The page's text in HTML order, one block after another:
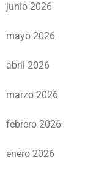
junio 2026
mayo 2026
abril 2026
marzo 2026
febrero 2026
enero 2026